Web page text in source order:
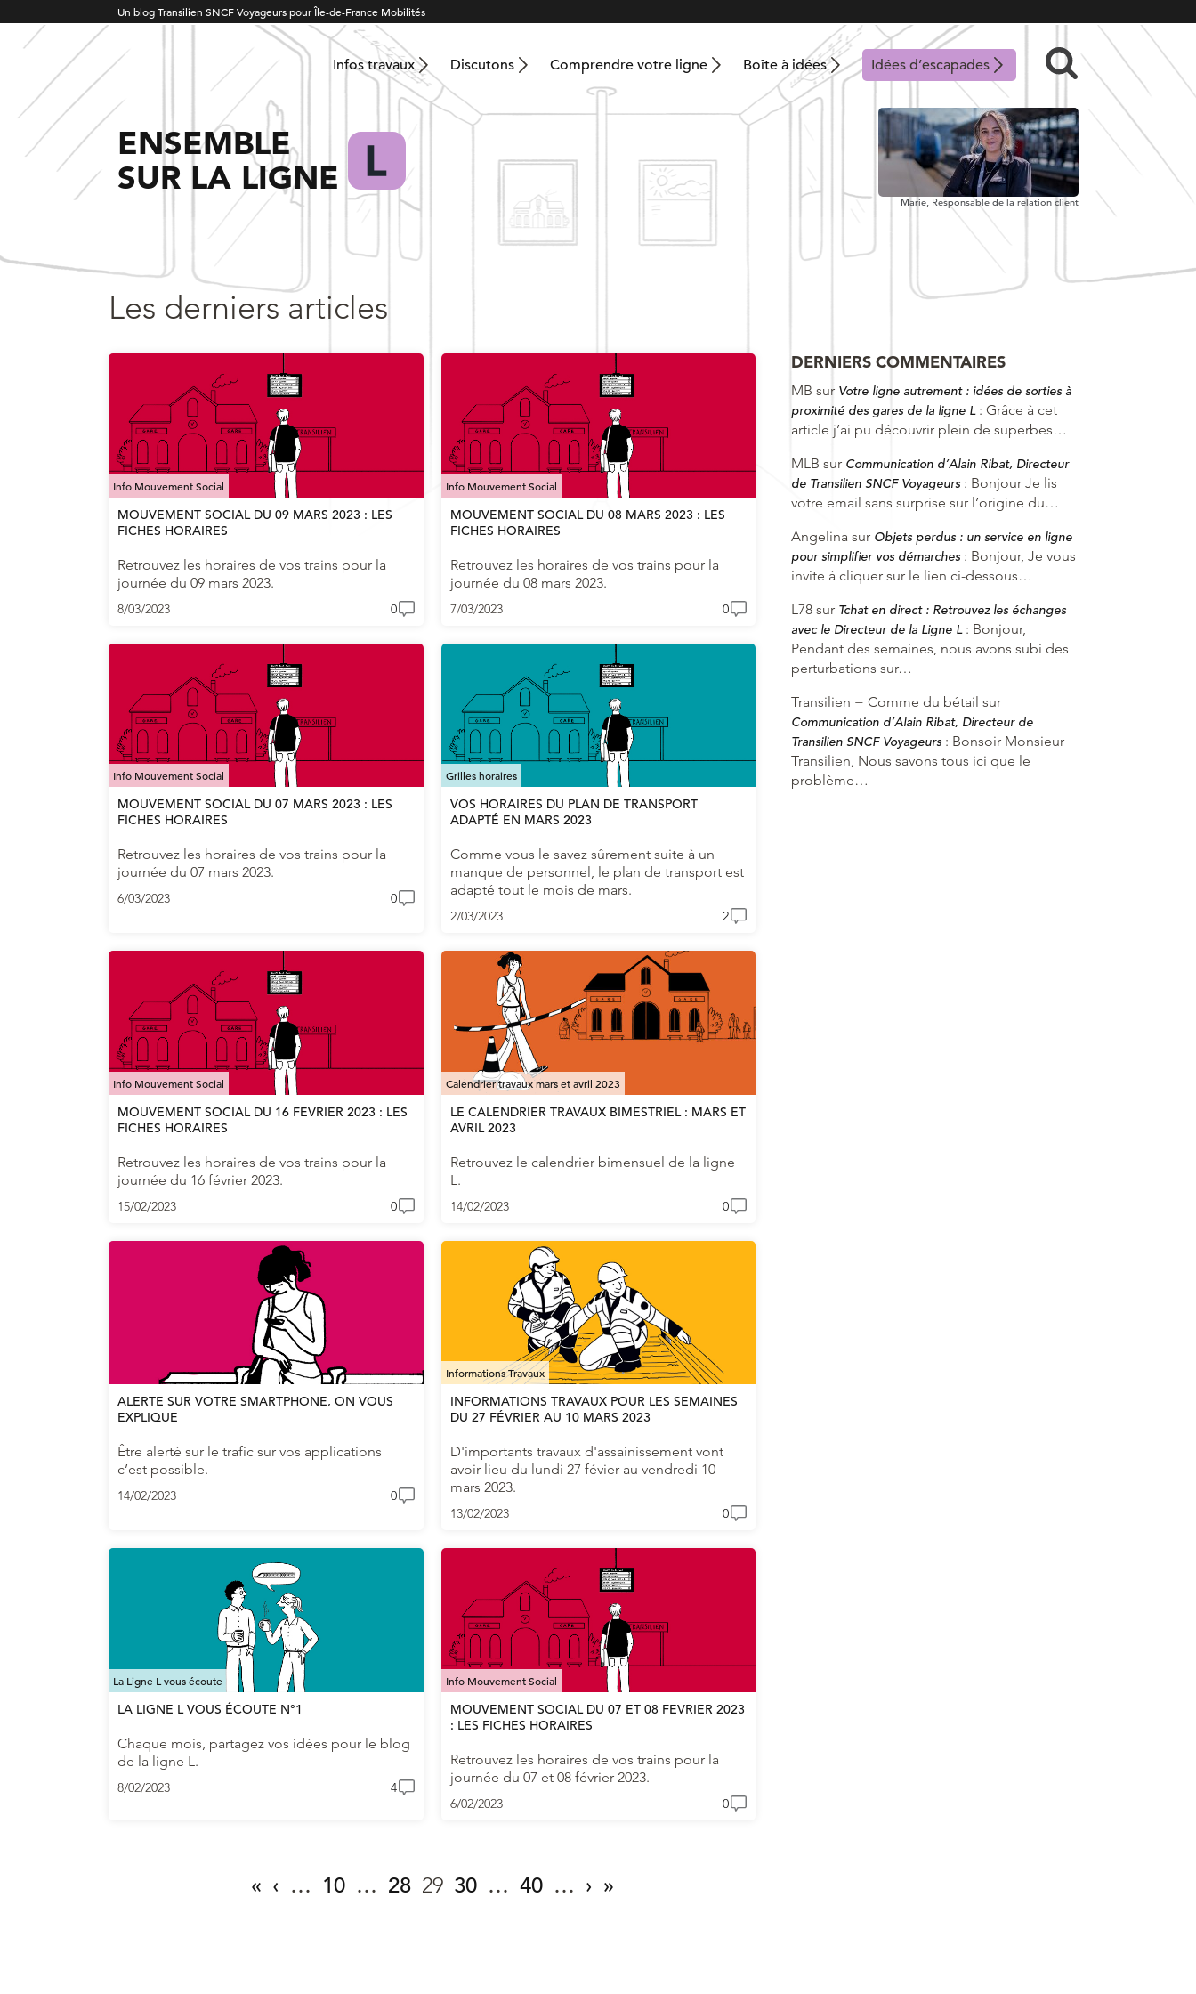
Un blog Transilien SNCF Voyageurs pour Île-de-France Mobilités
Infos travaux Discutons Comprendre votre ligne Boîte à idées Idées d’escapades
ENSEMBLE
SUR LA LIGNE
Marie, Responsable de la relation client
Les derniers articles
Info Mouvement Social
MOUVEMENT SOCIAL DU 09 MARS 2023 : LES
FICHES HORAIRES
Retrouvez les horaires de vos trains pour la
journée du 09 mars 2023.
8/03/2023 0
Info Mouvement Social
MOUVEMENT SOCIAL DU 08 MARS 2023 : LES
FICHES HORAIRES
Retrouvez les horaires de vos trains pour la
journée du 08 mars 2023.
7/03/2023 0
Info Mouvement Social
MOUVEMENT SOCIAL DU 07 MARS 2023 : LES
FICHES HORAIRES
Retrouvez les horaires de vos trains pour la
journée du 07 mars 2023.
6/03/2023 0
Grilles horaires
VOS HORAIRES DU PLAN DE TRANSPORT
ADAPTÉ EN MARS 2023
Comme vous le savez sûrement suite à un
manque de personnel, le plan de transport est
adapté tout le mois de mars.
2/03/2023 2
Info Mouvement Social
MOUVEMENT SOCIAL DU 16 FEVRIER 2023 : LES
FICHES HORAIRES
Retrouvez les horaires de vos trains pour la
journée du 16 février 2023.
15/02/2023 0
Calendrier travaux mars et avril 2023
LE CALENDRIER TRAVAUX BIMESTRIEL : MARS ET
AVRIL 2023
Retrouvez le calendrier bimensuel de la ligne
L.
14/02/2023 0
ALERTE SUR VOTRE SMARTPHONE, ON VOUS
EXPLIQUE
Être alerté sur le trafic sur vos applications
c’est possible.
14/02/2023 0
Informations Travaux
INFORMATIONS TRAVAUX POUR LES SEMAINES
DU 27 FÉVRIER AU 10 MARS 2023
D'importants travaux d'assainissement vont
avoir lieu du lundi 27 févier au vendredi 10
mars 2023.
13/02/2023 0
La Ligne L vous écoute
LA LIGNE L VOUS ÉCOUTE N°1
Chaque mois, partagez vos idées pour le blog
de la ligne L.
8/02/2023 4
Info Mouvement Social
MOUVEMENT SOCIAL DU 07 ET 08 FEVRIER 2023
: LES FICHES HORAIRES
Retrouvez les horaires de vos trains pour la
journée du 07 et 08 février 2023.
6/02/2023 0
« ‹ … 10 … 28 29 30 … 40 … › »
DERNIERS COMMENTAIRES
MB sur Votre ligne autrement : idées de sorties à
proximité des gares de la ligne L: Grâce à cet
article j’ai pu découvrir plein de superbes…
MLB sur Communication d’Alain Ribat, Directeur
de Transilien SNCF Voyageurs : Bonjour Je lis
votre email sans surprise sur l’origine du…
Angelina sur Objets perdus : un service en ligne
pour simplifier vos démarches : Bonjour, Je vous
invite à cliquer sur le lien ci-dessous…
L78 sur Tchat en direct : Retrouvez les échanges
avec le Directeur de la Ligne L: Bonjour,
Pendant des semaines, nous avons subi des
perturbations sur…
Transilien = Comme du bétail sur
Communication d’Alain Ribat, Directeur de
Transilien SNCF Voyageurs : Bonsoir Monsieur
Transilien, Nous savons tous ici que le
problème…